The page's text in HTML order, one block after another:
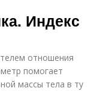
Индекс
отношения
помогает
массы тела в ту